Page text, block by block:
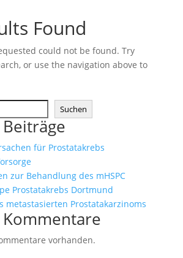
Found
could not be found. Try
or use the navigation above to
Suchen
für Prostatakrebs
zur Behandlung des mHSPC
Prostatakrebs Dortmund
metastasierten Prostatakarzinoms
vorhanden.